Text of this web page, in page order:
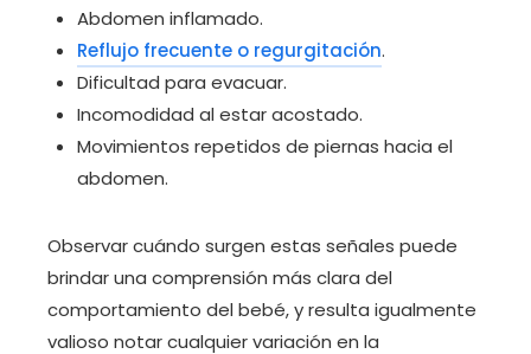
Abdomen inflamado.
Reflujo frecuente o regurgitación.
Dificultad para evacuar.
Incomodidad al estar acostado.
Movimientos repetidos de piernas hacia el
abdomen.
Observar cuándo surgen estas señales puede
brindar una comprensión más clara del
comportamiento del bebé, y resulta igualmente
valioso notar cualquier variación en la